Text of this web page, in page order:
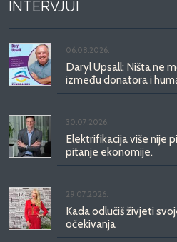
INTERVJUI
06.08.2026.
Daryl Upsall: Ništa ne
između donatora i
30.07.2026.
Elektrifikacija više nije
pitanje ekonomije.
29.07.2026.
Kada odlučiš živjeti
očekivanja